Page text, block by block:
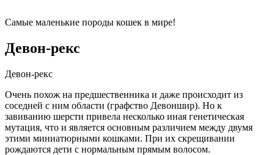
Самые маленькие породы кошек в мире!
Девон-рекс
Девон-рекс
Очень похож на предшественника и даже происходит из
соседней с ним области (графство Девоншир). Но к
завиванию шерсти привела несколько иная генетическая
мутация, что и является основным различием между двумя
этими миниатюрными кошками. При их скрещивании
рождаются дети с нормальным прямым волосом.